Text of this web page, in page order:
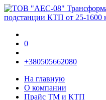
0
+380505662080
На главную
О компании
Прайс TM и КТП